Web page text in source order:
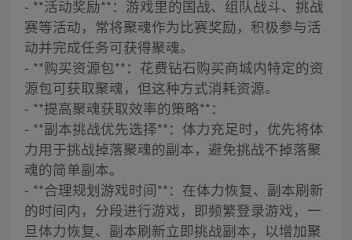
- **活动奖励**：游戏里的国战、组队战斗、挑战
赛等活动，常将聚魂作为比赛奖励，积极参与活
动并完成任务可获得聚魂。
- **购买资源包**：花费钻石购买商城内特定的资
源包可获取聚魂，但这种方式消耗资源。
- **提高聚魂获取效率的策略**：
- **副本挑战优先选择**：体力充足时，优先将体
力用于挑战掉落聚魂的副本，避免挑战不掉落聚
魂的简单副本。
- **合理规划游戏时间**：在体力恢复、副本刷新
的时间内，分段进行游戏，即频繁登录游戏，一
旦体力恢复、副本刷新立即挑战副本，以增加聚